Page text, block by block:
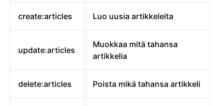
create:articles Luo uusia artikkeleita
update:articles
Muokkaa mitä tahansa
artikkelia
delete:articles Poista mikä tahansa artikkeli